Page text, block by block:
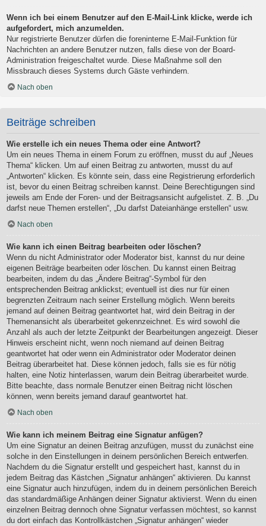
Wenn ich bei einem Benutzer auf den E-Mail-Link klicke, werde ich
aufgefordert, mich anzumelden.
Nur registrierte Benutzer dürfen die foreninterne E-Mail-Funktion für
Nachrichten an andere Benutzer nutzen, falls diese von der Board-
Administration freigeschaltet wurde. Diese Maßnahme soll den
Missbrauch dieses Systems durch Gäste verhindern.
Nach oben
Beiträge schreiben
Wie erstelle ich ein neues Thema oder eine Antwort?
Um ein neues Thema in einem Forum zu eröffnen, musst du auf „Neues
Thema“ klicken. Um auf einen Beitrag zu antworten, musst du auf
„Antworten“ klicken. Es könnte sein, dass eine Registrierung erforderlich
ist, bevor du einen Beitrag schreiben kannst. Deine Berechtigungen sind
jeweils am Ende der Foren- und der Beitragsansicht aufgelistet. Z. B. „Du
darfst neue Themen erstellen“, „Du darfst Dateianhänge erstellen“ usw.
Nach oben
Wie kann ich einen Beitrag bearbeiten oder löschen?
Wenn du nicht Administrator oder Moderator bist, kannst du nur deine
eigenen Beiträge bearbeiten oder löschen. Du kannst einen Beitrag
bearbeiten, indem du das „Ändere Beitrag“-Symbol für den
entsprechenden Beitrag anklickst; eventuell ist dies nur für einen
begrenzten Zeitraum nach seiner Erstellung möglich. Wenn bereits
jemand auf deinen Beitrag geantwortet hat, wird dein Beitrag in der
Themenansicht als überarbeitet gekennzeichnet. Es wird sowohl die
Anzahl als auch der letzte Zeitpunkt der Bearbeitungen angezeigt. Dieser
Hinweis erscheint nicht, wenn noch niemand auf deinen Beitrag
geantwortet hat oder wenn ein Administrator oder Moderator deinen
Beitrag überarbeitet hat. Diese können jedoch, falls sie es für nötig
halten, eine Notiz hinterlassen, warum dein Beitrag überarbeitet wurde.
Bitte beachte, dass normale Benutzer einen Beitrag nicht löschen
können, wenn bereits jemand darauf geantwortet hat.
Nach oben
Wie kann ich meinem Beitrag eine Signatur anfügen?
Um eine Signatur an deinen Beitrag anzufügen, musst du zunächst eine
solche in den Einstellungen in deinem persönlichen Bereich entwerfen.
Nachdem du die Signatur erstellt und gespeichert hast, kannst du in
jedem Beitrag das Kästchen „Signatur anhängen“ aktivieren. Du kannst
eine Signatur auch hinzufügen, indem du in deinem persönlichen Bereich
das standardmäßige Anhängen deiner Signatur aktivierst. Wenn du einen
einzelnen Beitrag dennoch ohne Signatur verfassen möchtest, so kannst
du dort einfach das Kontrollkästchen „Signatur anhängen“ wieder